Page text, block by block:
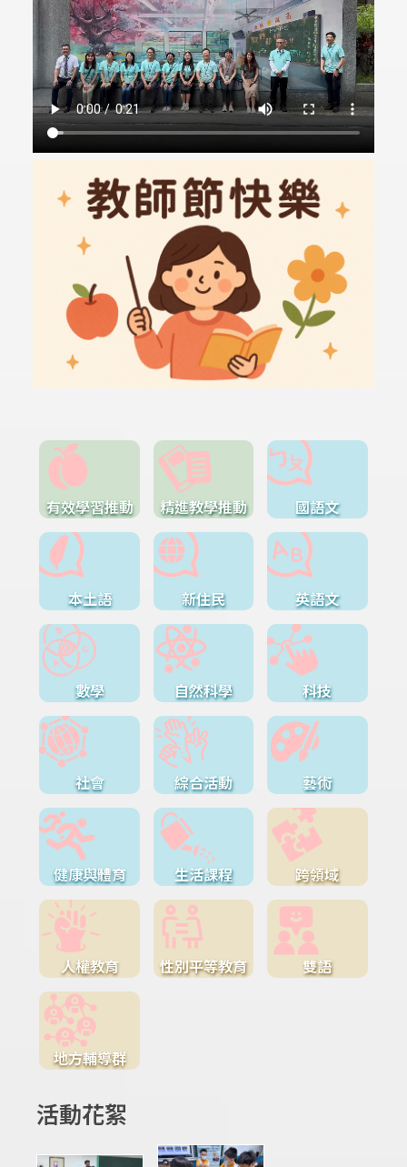
有效學習推動 精進教學推動 國語文
本土語 新住民 英語文
數學 自然科學 科技
社會 綜合活動 藝術
健康與體育 生活課程 跨領域
人權教育 性別平等教育 雙語
地方輔導群
活動花絮